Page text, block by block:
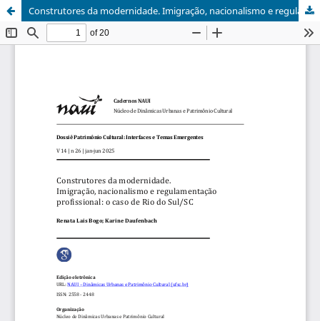
Construtores da modernidade. Imigração, nacionalismo e regulamentação profissional